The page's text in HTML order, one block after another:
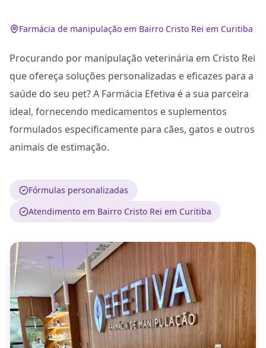
Farmácia de manipulação em Bairro Cristo Rei em Curitiba
Procurando por manipulação veterinária em Cristo Rei
que ofereça soluções personalizadas e eficazes para a
saúde do seu pet? A Farmácia Efetiva é a sua parceira
ideal, fornecendo medicamentos e suplementos
formulados especificamente para cães, gatos e outros
animais de estimação.
Fórmulas personalizadas
Atendimento em Bairro Cristo Rei em Curitiba